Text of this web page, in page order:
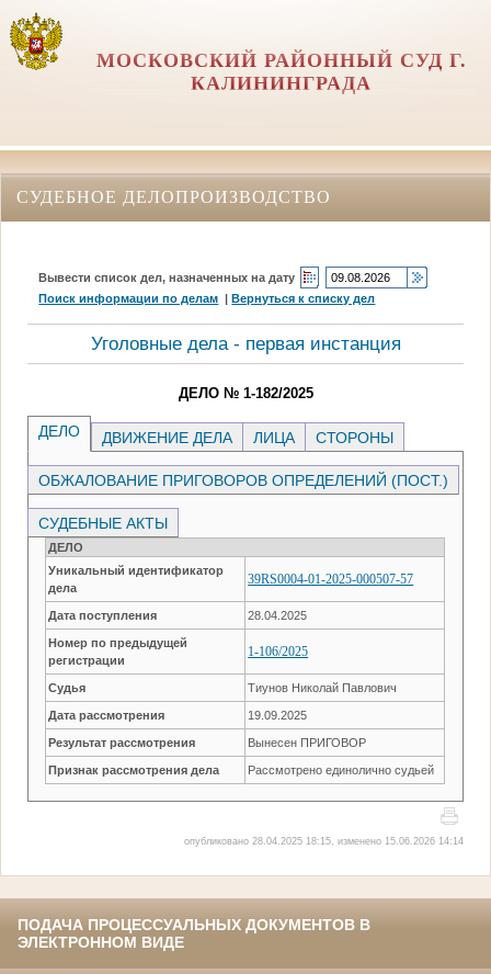
МОСКОВСКИЙ РАЙОННЫЙ СУД Г.
КАЛИНИНГРАДА
СУДЕБНОЕ ДЕЛОПРОИЗВОДСТВО
Вывести список дел, назначенных на дату
Поиск информации по делам |Вернуться к списку дел
Уголовные дела - первая инстанция
ДЕЛО № 1-182/2025
ДЕЛО ДВИЖЕНИЕ ДЕЛА ЛИЦА СТОРОНЫ
ОБЖАЛОВАНИЕ ПРИГОВОРОВ ОПРЕДЕЛЕНИЙ (ПОСТ.)
СУДЕБНЫЕ АКТЫ
ДЕЛО
Уникальный идентификатор
дела
39RS0004-01-2025-000507-57
Дата поступления 28.04.2025
Номер по предыдущей
регистрации
1-106/2025
Судья Тиунов Николай Павлович
Дата рассмотрения 19.09.2025
Результат рассмотрения Вынесен ПРИГОВОР
Признак рассмотрения дела Рассмотрено единолично судьей
опубликовано 28.04.2025 18:15, изменено 15.06.2026 14:14
ПОДАЧА ПРОЦЕССУАЛЬНЫХ ДОКУМЕНТОВ В
ЭЛЕКТРОННОМ ВИДЕ